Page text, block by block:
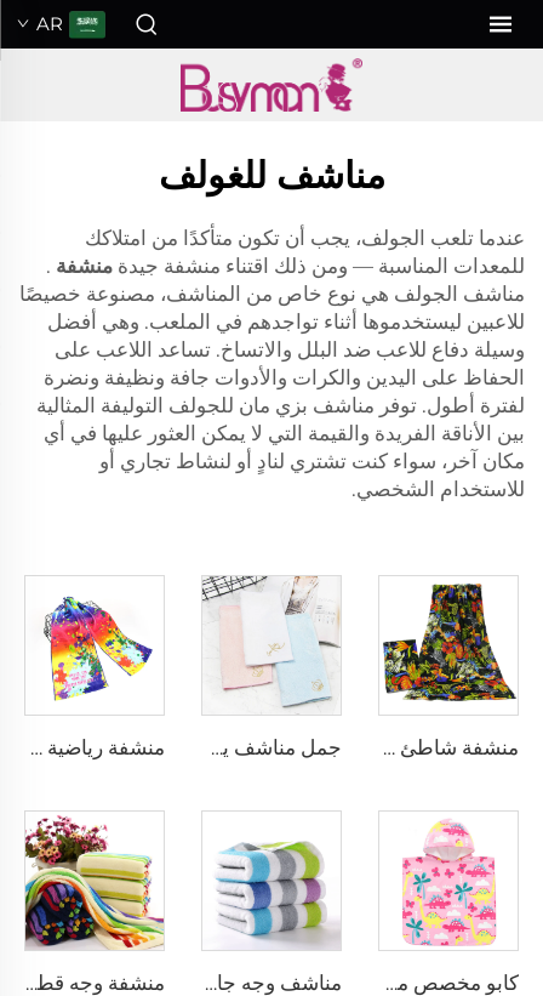
AR
مناشف للغولف
عندما تلعب الجولف، يجب أن تكون متأكدًا من امتلاكك
للمعدات المناسبة — ومن ذلك اقتناء منشفة جيدة منشفة .
مناشف الجولف هي نوع خاص من المناشف، مصنوعة خصيصًا
للاعبين ليستخدموها أثناء تواجدهم في الملعب. وهي أفضل
وسيلة دفاع للاعب ضد البلل والاتساخ. تساعد اللاعب على
الحفاظ على اليدين والكرات والأدوات جافة ونظيفة ونضرة
لفترة أطول. توفر مناشف بزي مان للجولف التوليفة المثالية
بين الأناقة الفريدة والقيمة التي لا يمكن العثور عليها في أي
مكان آخر، سواء كنت تشتري لنادٍ أو لنشاط تجاري أو
للاستخدام الشخصي.
منشفة شاطئ ناعمة كبيرة من القطن الخالص 100% مخصصة مطبوعة بصورة شخصية جمل مناشف يد مطرزة من القطن 100% مع شعار مخصص منشفة رياضية مخصصة مطبوعة بألوان زاهية حسب الطلب
كابو مخصص مطبوع بتقنية التسامي للأطفال مناشف وجه جاكار فاخرة منشفة وجه قطنية بنمط جاكار المخطط